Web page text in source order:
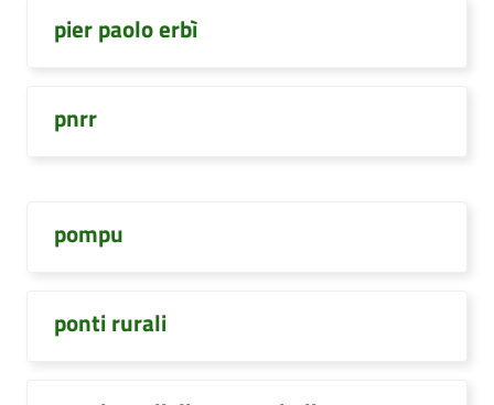
pier paolo erbì
pnrr
pompu
ponti rurali